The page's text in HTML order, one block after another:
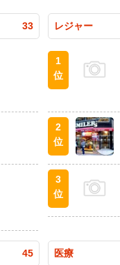
33 レジャー
1
位
2
位
3
位
45 医療